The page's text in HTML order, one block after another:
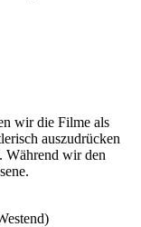
wir die Filme als
auszudrücken
Während wir den